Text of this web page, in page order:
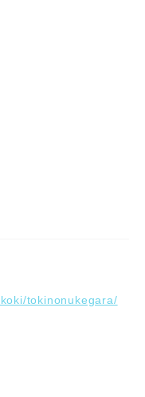
tokinonukegara/